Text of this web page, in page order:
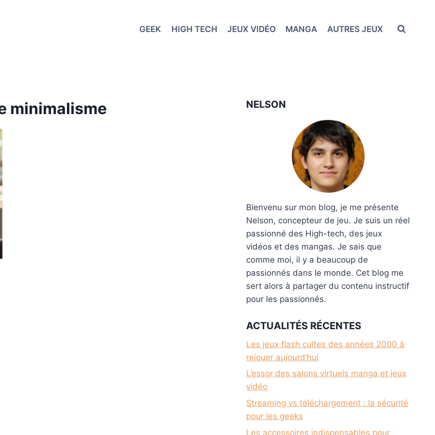
GEEK HIGH TECH JEUX VIDÉO MANGA AUTRES JEUX
minimalisme NELSON
Bienvenu sur mon blog, je me présente
Nelson, concepteur de jeu. Je suis un réel
passionné des High-tech, des jeux
vidéos et des mangas. Je sais que
comme moi, il y a beaucoup de
passionnés dans le monde. Cet blog me
sert alors à partager du contenu instructif
pour les passionnés.
ACTUALITÉS RÉCENTES
Les jeux flash cultes des années 2000 à
rejouer aujourd’hui
L’essor des salons virtuels manga et jeux
vidéo
Streaming vs téléchargement : la sécurité
pour les geeks
Les accessoires indispensables pour